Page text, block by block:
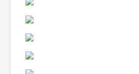
Artiste Asperger
Lexique